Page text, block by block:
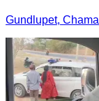
Gundlupet,